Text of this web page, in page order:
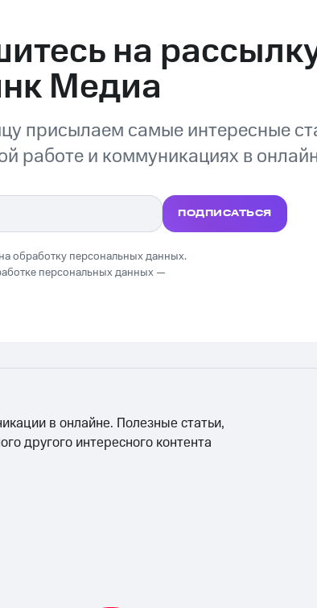
на
Медиа
присылаем самые интересные
работе и коммуникациях в
ПОДПИСАТЬСЯ
на обработку персональных данных.
персональных данных —
в онлайне. Полезные статьи,
другого интересного контента